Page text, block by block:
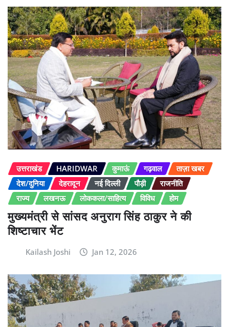
उत्तराखंड HARIDWAR कुमाऊं गढ़वाल
ताज़ा खबर
देश/दुनिया
देहरादून नई दिल्ली पौड़ी
राजनीति
राज्य
लखनऊ लोककला/साहित्य विविध होम
मुख्यमंत्री से सांसद अनुराग सिंह ठाकुर ने की
शिष्टाचार भेंट
Kailash Joshi Jan 12, 2026